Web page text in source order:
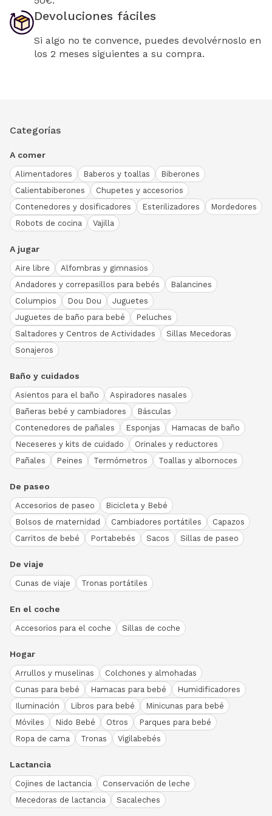
Devoluciones fáciles
Si algo no te convence, puedes devolvérnoslo en
los 2 meses siguientes a su compra.
Categorías
A comer
Alimentadores Baberos y toallas
Biberones
Calientabiberones
Chupetes y accesorios
Contenedores y dosificadores
Esterilizadores
Mordedores
Robots de cocina
Vajilla
A jugar
Aire libre
Alfombras y gimnasios
Andadores y correpasillos para bebés
Balancines
Columpios
Dou Dou
Juguetes
Juguetes de baño para bebé
Peluches
Saltadores y Centros de Actividades
Sillas Mecedoras
Sonajeros
Baño y cuidados
Asientos para el baño
Aspiradores nasales
Bañeras bebé y cambiadores
Básculas
Contenedores de pañales
Esponjas
Hamacas de baño
Neceseres y kits de cuidado
Orinales y reductores
Pañales
Peines Termómetros Toallas y albornoces
De paseo
Accesorios de paseo
Bicicleta y Bebé
Bolsos de maternidad
Cambiadores portátiles
Capazos
Carritos de bebé
Portabebés Sacos Sillas de paseo
De viaje
Cunas de viaje Tronas portátiles
En el coche
Accesorios para el coche Sillas de coche
Hogar
Arrullos y muselinas
Colchones y almohadas
Cunas para bebé
Hamacas para bebé
Humidificadores
Iluminación
Libros para bebé
Minicunas para bebé
Móviles
Nido Bebé Otros
Parques para bebé
Ropa de cama
Tronas Vigilabebés
Lactancia
Cojines de lactancia
Conservación de leche
Mecedoras de lactancia
Sacaleches